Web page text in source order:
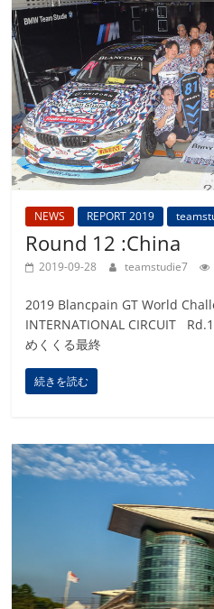
NEWS REPORT 2019
Round 12 :China
2019-09-28 teamstudie7
2019 Blancpain GT World
INTERNATIONAL CIRCUIT
めくくる最終
続きを読む